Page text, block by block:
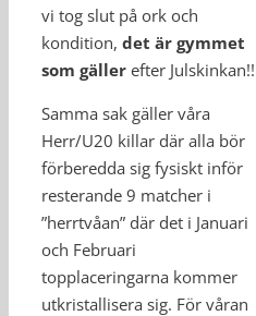
vi tog slut på ork och
kondition, det är gymmet
som gäller efter Julskinkan!!
Samma sak gäller våra
Herr/U20 killar där alla bör
förberedda sig fysiskt inför
resterande 9 matcher i
”herrtvåan” där det i Januari
och Februari
topplaceringarna kommer
utkristallisera sig. För våran